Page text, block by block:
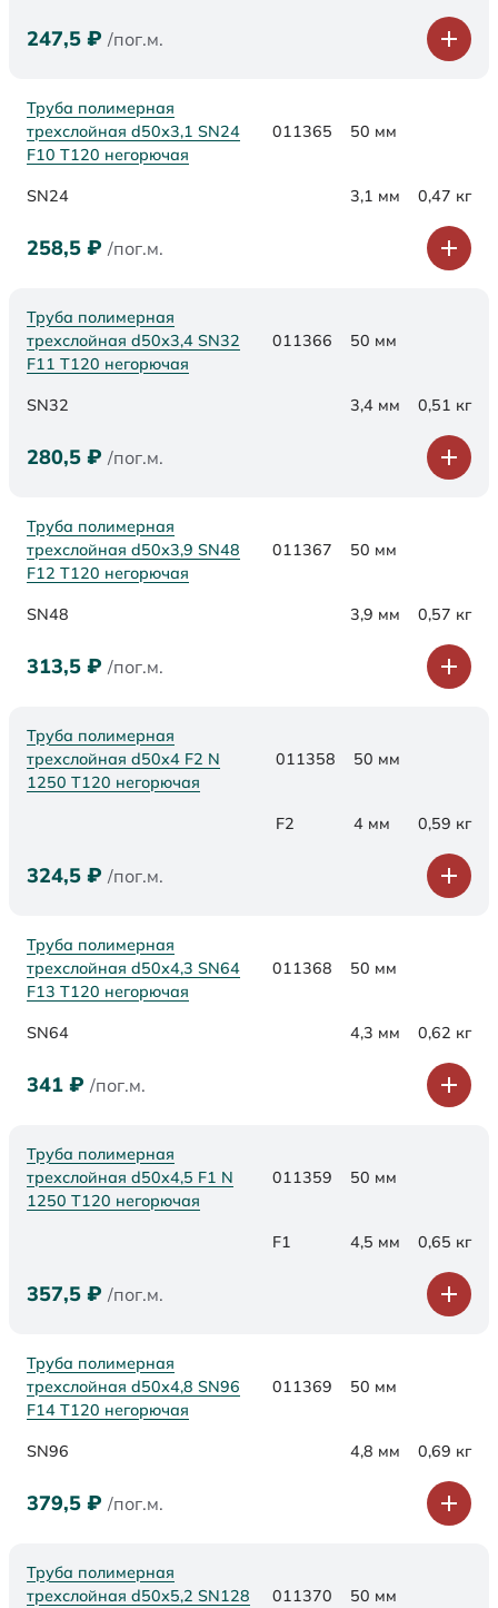
247,5 ₽ /пог.м.
Труба полимерная
трехслойная d50х3,1 SN24
F10 Т120 негорючая
011365 50 мм
SN24 3,1 мм 0,47 кг
258,5 ₽ /пог.м.
Труба полимерная
трехслойная d50х3,4 SN32
F11 Т120 негорючая
011366 50 мм
SN32 3,4 мм 0,51 кг
280,5 ₽ /пог.м.
Труба полимерная
трехслойная d50х3,9 SN48
F12 Т120 негорючая
011367 50 мм
SN48 3,9 мм 0,57 кг
313,5 ₽ /пог.м.
Труба полимерная
трехслойная d50x4 F2 N
1250 Т120 негорючая
011358 50 мм
F2 4 мм 0,59 кг
324,5 ₽ /пог.м.
Труба полимерная
трехслойная d50х4,3 SN64
F13 Т120 негорючая
011368 50 мм
SN64 4,3 мм 0,62 кг
341 ₽ /пог.м.
Труба полимерная
трехслойная d50x4,5 F1 N
1250 Т120 негорючая
011359 50 мм
F1 4,5 мм 0,65 кг
357,5 ₽ /пог.м.
Труба полимерная
трехслойная d50х4,8 SN96
F14 Т120 негорючая
011369 50 мм
SN96 4,8 мм 0,69 кг
379,5 ₽ /пог.м.
Труба полимерная
трехслойная d50х5,2 SN128
011370 50 мм